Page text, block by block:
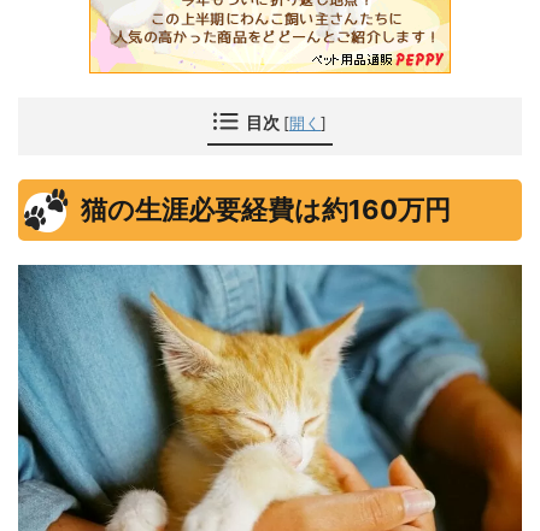
目次 [開く ]
猫の生涯必要経費は約160万円